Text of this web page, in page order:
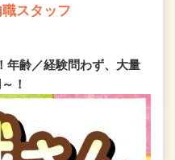
スタッフ
年齢／経験問わず、大量
！